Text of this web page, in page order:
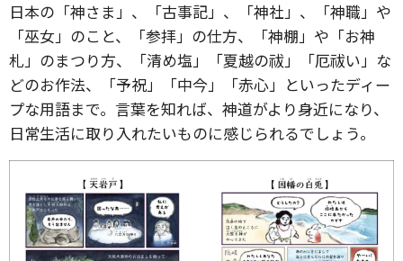
日本の「神さま」、「古事記」、「神社」、「神職」や
「巫女」のこと、「参拝」の仕方、「神棚」や「お神
札」のまつり方、「清め塩」「夏越の祓」「厄祓い」な
どのお作法、「予祝」「中今」「赤心」といったディー
プな用語まで。言葉を知れば、神道がより身近になり、
日常生活に取り入れたいものに感じられるでしょう。